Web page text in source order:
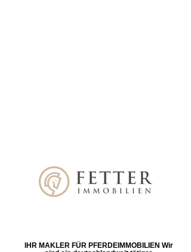
IHR MAKLER FÜR PFERDEIMMOBILIEN Wir